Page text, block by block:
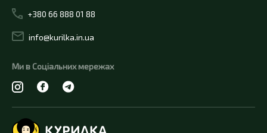
+380 66 888 01 88
info@kurilka.in.ua
Ми в Соціальних мережах